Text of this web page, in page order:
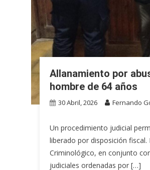
Allanamiento por
hombre de 64 años
30 Abril, 2026 Fernando
Un procedimiento judicial
liberado por disposición
Criminológico, en conjunto
judiciales ordenadas por […]